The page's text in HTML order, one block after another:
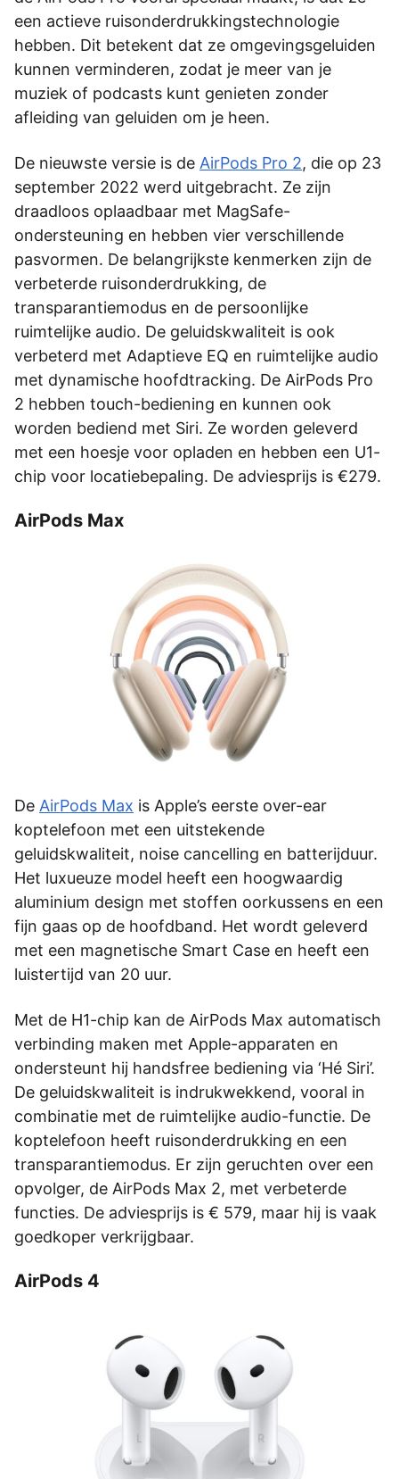
een actieve ruisonderdrukkingstechnologie
hebben. Dit betekent dat ze omgevingsgeluiden
kunnen verminderen, zodat je meer van je
muziek of podcasts kunt genieten zonder
afleiding van geluiden om je heen.
De nieuwste versie is de AirPods Pro 2, die op 23
september 2022 werd uitgebracht. Ze zijn
draadloos oplaadbaar met MagSafe-
ondersteuning en hebben vier verschillende
pasvormen. De belangrijkste kenmerken zijn de
verbeterde ruisonderdrukking, de
transparantiemodus en de persoonlijke
ruimtelijke audio. De geluidskwaliteit is ook
verbeterd met Adaptieve EQ en ruimtelijke audio
met dynamische hoofdtracking. De AirPods Pro
2 hebben touch-bediening en kunnen ook
worden bediend met Siri. Ze worden geleverd
met een hoesje voor opladen en hebben een U1-
chip voor locatiebepaling. De adviesprijs is €279.
AirPods Max
De AirPods Max is Apple’s eerste over-ear
koptelefoon met een uitstekende
geluidskwaliteit, noise cancelling en batterijduur.
Het luxueuze model heeft een hoogwaardig
aluminium design met stoffen oorkussens en een
fijn gaas op de hoofdband. Het wordt geleverd
met een magnetische Smart Case en heeft een
luistertijd van 20 uur.
Met de H1-chip kan de AirPods Max automatisch
verbinding maken met Apple-apparaten en
ondersteunt hij handsfree bediening via ‘Hé Siri’.
De geluidskwaliteit is indrukwekkend, vooral in
combinatie met de ruimtelijke audio-functie. De
koptelefoon heeft ruisonderdrukking en een
transparantiemodus. Er zijn geruchten over een
opvolger, de AirPods Max 2, met verbeterde
functies. De adviesprijs is € 579, maar hij is vaak
goedkoper verkrijgbaar.
AirPods 4